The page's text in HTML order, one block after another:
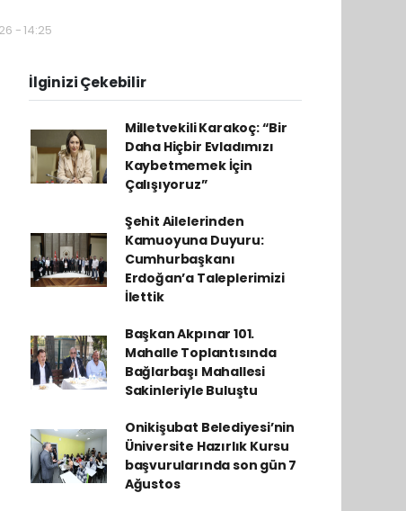
- 14:25
İlginizi Çekebilir
Milletvekili Karakoç: “Bir
Daha Hiçbir Evladımızı
Kaybetmemek İçin
Çalışıyoruz”
Şehit Ailelerinden
Kamuoyuna Duyuru:
Cumhurbaşkanı
Erdoğan’a Taleplerimizi
İlettik
Başkan Akpınar 101.
Mahalle Toplantısında
Bağlarbaşı Mahallesi
Sakinleriyle Buluştu
Onikişubat Belediyesi’nin
Üniversite Hazırlık Kursu
başvurularında son gün 7
Ağustos